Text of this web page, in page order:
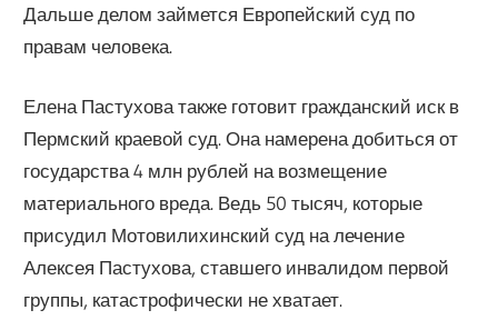
Дальше делом займется Европейский суд по
правам человека.
Елена Пастухова также готовит гражданский иск в
Пермский краевой суд. Она намерена добиться от
государства 4 млн рублей на возмещение
материального вреда. Ведь 50 тысяч, которые
присудил Мотовилихинский суд на лечение
Алексея Пастухова, ставшего инвалидом первой
группы, катастрофически не хватает.